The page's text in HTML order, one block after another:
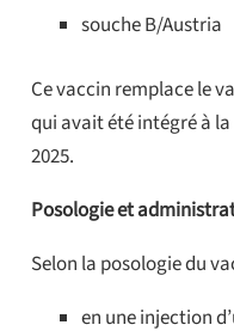
souche B/Austria
Ce vaccin remplace le
qui avait été intégré à
2025.
Posologie et
Selon la posologie du
en une injection